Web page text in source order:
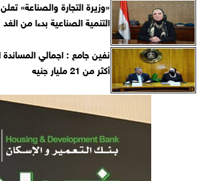
«وزيرة التجارة والصناعة»
التنمية الصناعية بدءا من الغد
نفين جامع : اجمالي
أكثر من 21 مليار جنيه